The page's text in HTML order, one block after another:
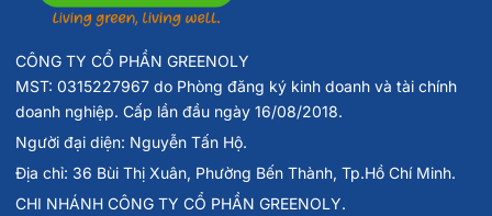
CÔNG TY CỔ PHẦN GREENOLY
MST: 0315227967 do Phòng đăng ký kinh doanh và tài chính
doanh nghiệp. Cấp lần đầu ngày 16/08/2018.
Người đại diện: Nguyễn Tấn Hộ.
Địa chỉ: 36 Bùi Thị Xuân, Phường Bến Thành, Tp.Hồ Chí Minh.
CHI NHÁNH CÔNG TY CỔ PHẦN GREENOLY.